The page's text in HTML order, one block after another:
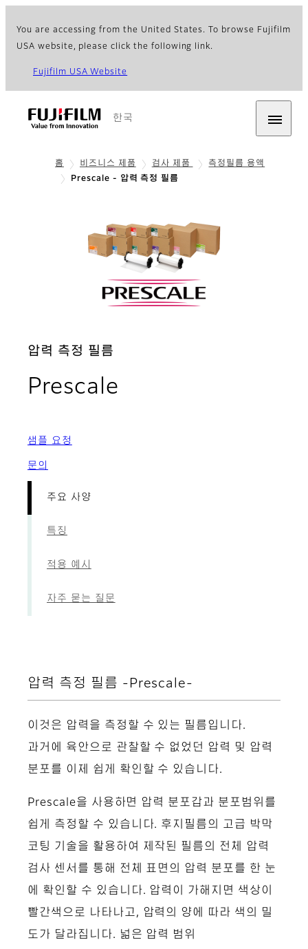
You are accessing from the United States. To browse Fujifilm
USA website, please click the following link.
Fujifilm USA Website
한국
홈 비즈니스 제품 검사 제품
측정필름 용액
Prescale - 압력 측정 필름
압력 측정 필름
Prescale
샘플 요청
문의
주요 사양
특징
적용 예시
자주 묻는 질문
압력 측정 필름 -Prescale-
이것은 압력을 측정할 수 있는 필름입니다.
과거에 육안으로 관찰할 수 없었던 압력 및 압력
분포를 이제 쉽게 확인할 수 있습니다.
Prescale을 사용하면 압력 분포갑과 분포범위를
쉽게 측정할 수 있습니다. 후지필름의 고급 박막
코팅 기술을 활용하여 제작된 필름의 전체 압력
검사 센서를 통해 전체 표면의 압력 분포를 한 눈
에 확인할 수 있습니다. 압력이 가해지면 색상이
빨간색으로 나타나고, 압력의 양에 따라 색의 밀
도가 달라집니다. 넓은 압력 범위